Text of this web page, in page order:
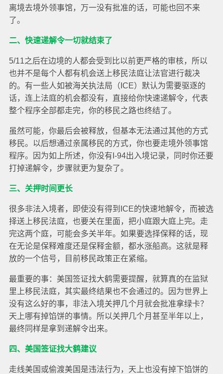
离境去境外领事馆，万一没有批准的话，可能也回不来
了。
二、快速递解令一切就结束了
5/11之后在边境的人都会受到比以前更严格的审核，所以
也并不是每个人都有机会送上移民法庭让法官进行裁决
的。有一些人如被海关执法局（ICE）默认为需要驱逐的
话，连上法庭的机会都没有，直接给你快速递解令，代表
整个程序全部都走完，你的移民之路也终结了。
虽然可能，你最后会被释放，但基本无法通过其他的方式
移民。以后想通过亲属移民的方式，你也要走境外领事馆
程序。因为如上所述，你没有I-94出入境记录，同时你还要
打掉递解令，步骤就更为复杂了。
三、关押时间更长
很多非法入境者，即使没有得到ICE的快速地解令，而被选
择送上移民法庭，也要关在里面，把小庭跟大庭上完。走
完这两个庭，可能会多关半年。如果要选择保释的话，现
在无论是保释难度还是保释金额，都水涨船高。这就是释
放的一个信号，目前移民政策正在紧缩。
最重要的事：美国签证找大鹤需要提醒，就算真的在监狱
里上移民法庭，其实最终结果也不会通过的。因为世界上
没有这么好的事，非法入境关押几个月就会批准拿绿卡？
天上哪有掉馅饼的事情。所以关押几个月甚至半年以上，
最终同样是拿到递解令出来。
四、美国签证找大鹤建议
走线美国或偷渡美国是违法行为，天上也没有掉下馅饼的